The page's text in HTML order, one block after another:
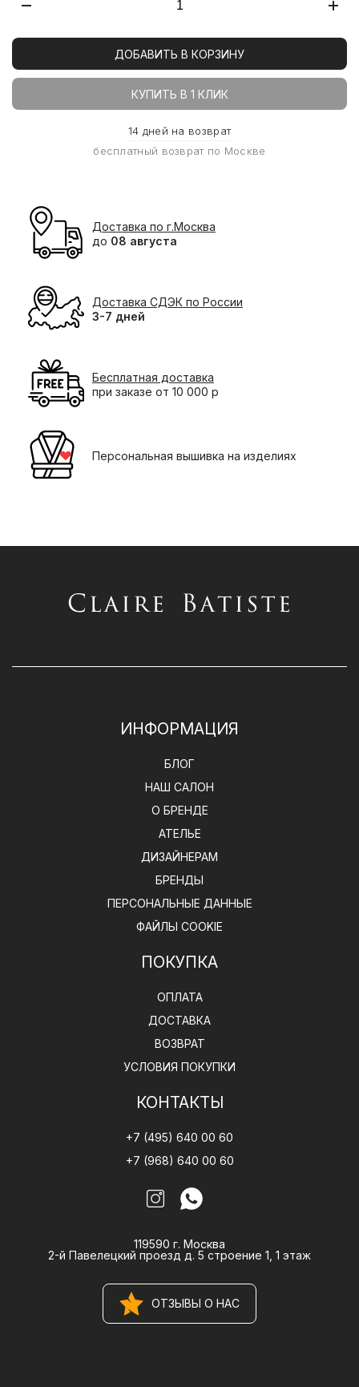
ДОБАВИТЬ В КОРЗИНУ
КУПИТЬ В 1 КЛИК
14 дней на возврат
бесплатный возврат по Москве
Доставка по г.Москва
до 08 августа
Доставка СДЭК по России
3-7 дней
Бесплатная доставка
при заказе от 10 000 р
Персональная вышивка на изделиях
ИНФОРМАЦИЯ
БЛОГ
НАШ САЛОН
О БРЕНДЕ
АТЕЛЬЕ
ДИЗАЙНЕРАМ
БРЕНДЫ
ПЕРСОНАЛЬНЫЕ ДАННЫЕ
ФАЙЛЫ COOKIE
ПОКУПКА
ОПЛАТА
ДОСТАВКА
ВОЗВРАТ
УСЛОВИЯ ПОКУПКИ
КОНТАКТЫ
+7 (495) 640 00 60
+7 (968) 640 00 60
119590 г. Москва
2-й Павелецкий проезд д. 5 строение 1, 1 этаж
ОТЗЫВЫ О НАС